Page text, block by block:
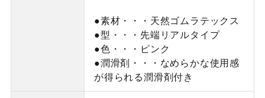
●素材・・・天然ゴムラテックス
●型・・・先端リアルタイプ
●色・・・ピンク
●潤滑剤・・・なめらかな使用感
が得られる潤滑剤付き